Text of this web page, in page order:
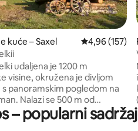
recenzija: 259
kuće – Saxel Prosječna
4,96 (157)
udaljena je 1200 m
visine, okružena je divljom
panoramskim pogledom na
Nalazi se 500 m od
ili
vam da se opustite
– popularni